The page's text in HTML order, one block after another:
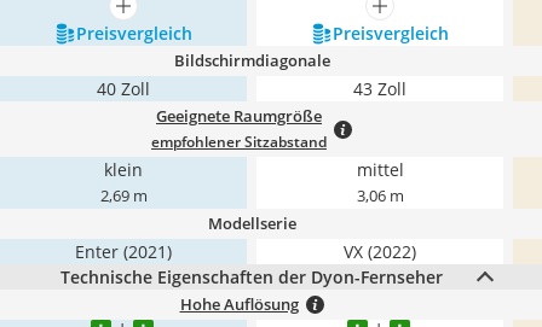
mehr anzeigen
mehr anzeigen
Preis­vergleich
Preis­vergleich
Bildschirmdiagonale
40 Zoll 43 Zoll
Geeignete Raumgröße
empfohlener Sitzabstand
klein
2,69 m
mittel
3,06 m
Modellserie
Enter (2021)
VX (2022)
Technische Eigenschaften der Dyon-Fernseher
Hohe Auflösung